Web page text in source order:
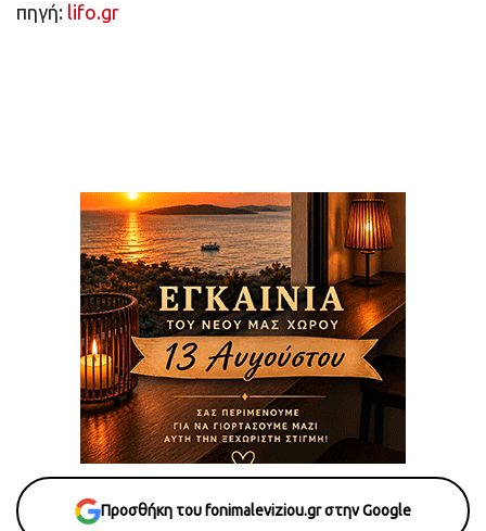
πηγή: lifo.gr
Προσθήκη του fonimaleviziou.gr στην Google